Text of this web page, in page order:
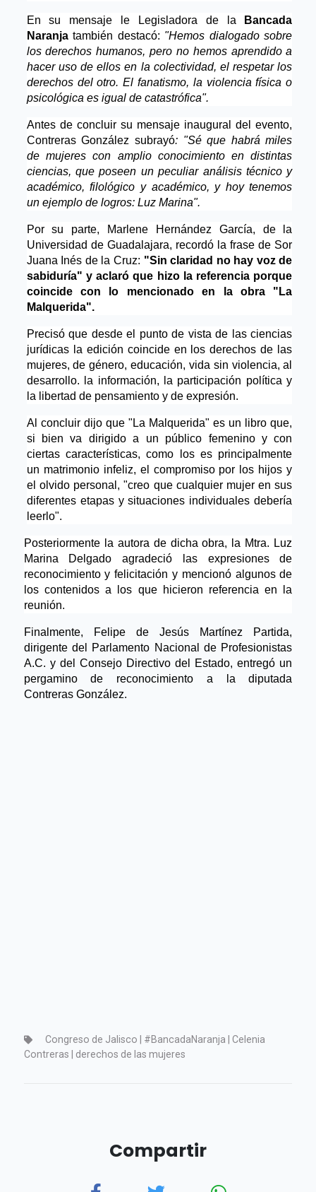
En su mensaje le Legisladora de la
Bancada
Naranjatambién destacó: "Hemos dialogado sobre
los derechos humanos, pero no hemos aprendido a
hacer uso de ellos en la colectividad, el respetar los
derechos del otro. El fanatismo, la violencia física o
psicológica es igual de catastrófica".
Antes de concluir su mensaje inaugural del evento,
Contreras González subrayó: "Sé que habrá miles
de mujeres con amplio conocimiento en distintas
ciencias, que poseen un peculiar análisis técnico y
académico, filológico y académico, y hoy tenemos
un ejemplo de logros: Luz Marina".
Por su parte, Marlene Hernández García, de la
Universidad de Guadalajara, recordó la frase de Sor
Juana Inés de la Cruz: "Sin claridad no hay voz de
sabiduría" y aclaró que hizo la referencia porque
coincide con lo mencionado en la obra "La
Malquerida".
Precisó que desde el punto de vista de las ciencias
jurídicas la edición coincide en los derechos de las
mujeres, de género, educación, vida sin violencia, al
desarrollo. la información, la participación política y
la libertad de pensamiento y de expresión.
Al concluir dijo que "La Malquerida" es un libro que,
si bien va dirigido a un público femenino y con
ciertas características, como los es principalmente
un matrimonio infeliz, el compromiso por los hijos y
el olvido personal, "creo que cualquier mujer en sus
diferentes etapas y situaciones individuales debería
leerlo".
Posteriormente la autora de dicha obra, la Mtra. Luz
Marina Delgado agradeció las expresiones de
reconocimiento y felicitación y mencionó algunos de
los contenidos a los que hicieron referencia en la
reunión.
Finalmente, Felipe de Jesús Martínez Partida,
dirigente del Parlamento Nacional de Profesionistas
A.C. y del Consejo Directivo del Estado, entregó un
pergamino de reconocimiento a la diputada
Contreras González.
Congreso de Jalisco | #BancadaNaranja | Celenia
Contreras | derechos de las mujeres
Compartir